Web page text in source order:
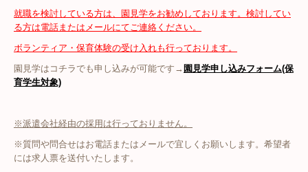
cherry blog
年間行事
課外教室
入園のご案内
就職を検討している方は、園見学をお勧めしております。検討してい
る方は電話またはメールにてご連絡ください。
ボランティア・保育体験の受け入れも行っております。
園見学はコチラでも申し込みが可能です→ 園見学申し込みフォーム(保
育学生対象)
※派遣会社経由の採用は行っておりません。
※質問や問合せはお電話またはメールで宜しくお願いします。希望者
には求人票を送付いたします。